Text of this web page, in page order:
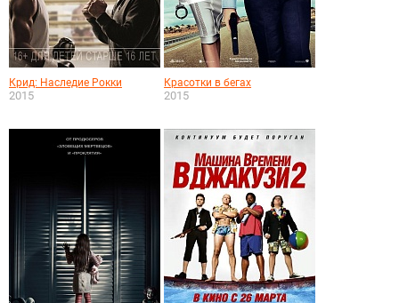
Крид: Наследие Рокки
2015
Красотки в бегах
2015